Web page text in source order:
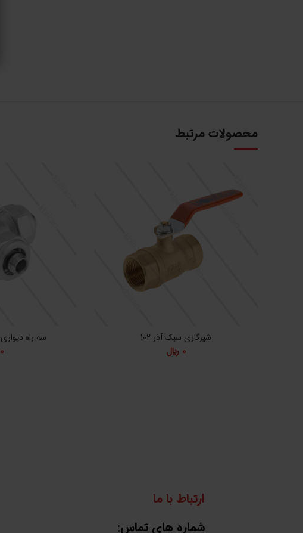
محصولات مرتبط
شیرگازی سبک آذر 102
0 ﷼
سه راه دیواری 90 کوپلی آذر 2181
0
ارتباط با ما
شماره های تماس: